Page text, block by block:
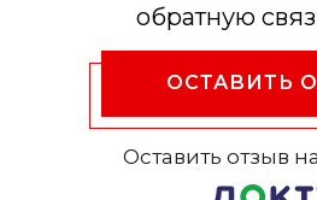
ОСТАВИТЬ
обратную
Оставить отзыв